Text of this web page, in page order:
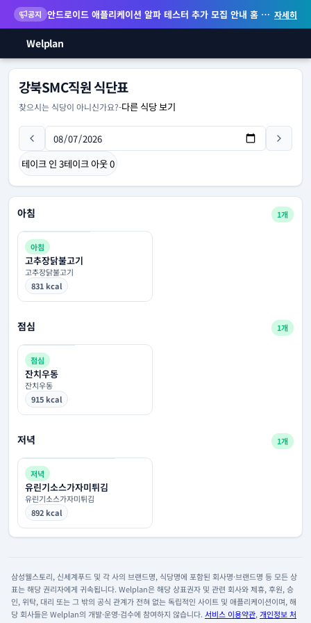
공지 안드로이드 애플리케이션 알파 테스터 추가 모집 안내 홈 화면 위젯 등 지원 자세히
Welplan
강북SMC직원 식단표
찾으시는 식당이 아니신가요?-다른 식당 보기
테이크 인 3테이크 아웃0
아침 1개
아침
고추장닭불고기
고추장닭불고기
831 kcal
점심 1개
점심
잔치우동
잔치우동
915 kcal
저녁 1개
저녁
유린기소스가자미튀김
유린기소스가자미튀김
892 kcal
삼성웰스토리, 신세계푸드 및 각 사의 브랜드명, 식당명에 포함된 회사명·브랜드명 등 모든 상
표는 해당 권리자에게 귀속됩니다. Welplan은 해당 상표권자 및 관련 회사와 제휴, 후원, 승
인, 위탁, 대리 또는 그 밖의 공식 관계가 전혀 없는 독립적인 사이트 및 애플리케이션이며, 해
당 회사들은 Welplan의 개발·운영·검수에 참여하지 않습니다. 서비스 이용약관, 개인정보 처